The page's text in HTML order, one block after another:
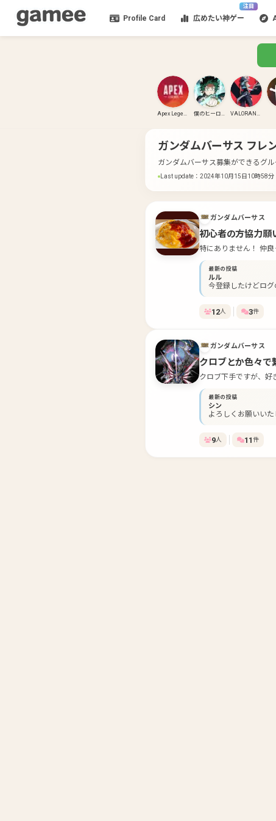
Profile Card
注目
広めたい神ゲー
Apex Legends 僕のヒーローアカデミア ULTRA RUMBLE VALORANT(PC)
ガンダムバーサス フレ
ガンダムバーサス募集ができるグル
Last update ： 2024年10月15日10時58分
ガンダムバーサス
初心者の方協力願
特にありません！ 仲良
最新の投稿
ルル
今登録したけどロ
12人 3件
ガンダムバーサス
クロブとか色々で
クロブ下手ですが、好
最新の投稿
シン
よろしくお願いい
9人 11件